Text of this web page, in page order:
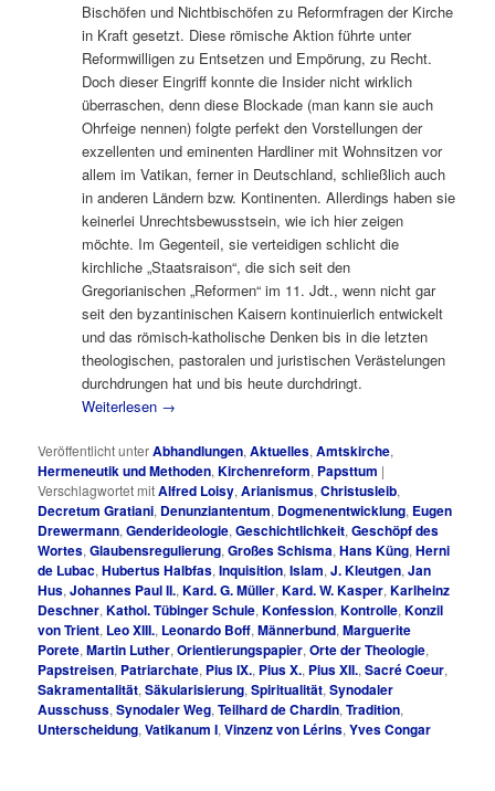
Bischöfen und Nichtbischöfen zu Reformfragen der Kirche
in Kraft gesetzt. Diese römische Aktion führte unter
Reformwilligen zu Entsetzen und Empörung, zu Recht.
Doch dieser Eingriff konnte die Insider nicht wirklich
überraschen, denn diese Blockade (man kann sie auch
Ohrfeige nennen) folgte perfekt den Vorstellungen der
exzellenten und eminenten Hardliner mit Wohnsitzen vor
allem im Vatikan, ferner in Deutschland, schließlich auch
in anderen Ländern bzw. Kontinenten. Allerdings haben sie
keinerlei Unrechtsbewusstsein, wie ich hier zeigen
möchte. Im Gegenteil, sie verteidigen schlicht die
kirchliche „Staatsraison“, die sich seit den
Gregorianischen „Reformen“ im 11. Jdt., wenn nicht gar
seit den byzantinischen Kaisern kontinuierlich entwickelt
und das römisch-katholische Denken bis in die letzten
theologischen, pastoralen und juristischen Verästelungen
durchdrungen hat und bis heute durchdringt.
Weiterlesen →
Veröffentlicht unterAbhandlungen,Aktuelles,Amtskirche,
Hermeneutik und Methoden,Kirchenreform, Papsttum |
Verschlagwortet mitAlfred Loisy,Arianismus,Christusleib,
Decretum Gratiani, Denunziantentum, Dogmenentwicklung, Eugen
Drewermann,Genderideologie,Geschichtlichkeit,Geschöpf des
Wortes,Glaubensregulierung,Großes Schisma,Hans Küng,Herni
de Lubac,Hubertus Halbfas,Inquisition,Islam,J. Kleutgen,Jan
Hus,Johannes Paul II.,Kard. G. Müller,Kard. W. Kasper,Karlheinz
Deschner,Kathol. Tübinger Schule,Konfession,Kontrolle,Konzil
von Trient, Leo XIII., Leonardo Boff,Männerbund,Marguerite
Porete,Martin Luther,Orientierungspapier,Orte der Theologie,
Papstreisen, Patriarchate, Pius IX., Pius X., Pius XII.,Sacré Coeur,
Sakramentalität,Säkularisierung,Spiritualität,Synodaler
Ausschuss,Synodaler Weg,Teilhard de Chardin,Tradition,
Unterscheidung,Vatikanum I,Vinzenz von Lérins,Yves Congar